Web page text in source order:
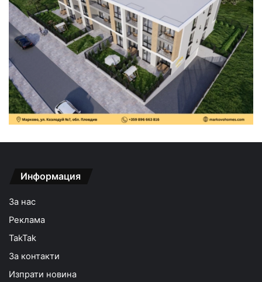
Информация
За нас
Реклама
TakTak
За контакти
Изпрати новина